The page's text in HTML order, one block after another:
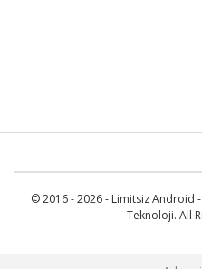
© 2016 - 2026 - Limitsiz Android
Teknoloji. All